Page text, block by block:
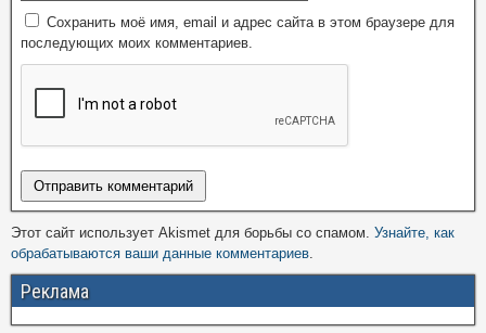
Сохранить моё имя, email и адрес сайта в этом браузере для
последующих моих комментариев.
Этот сайт использует Akismet для борьбы со спамом. Узнайте, как
обрабатываются ваши данные комментариев
Реклама